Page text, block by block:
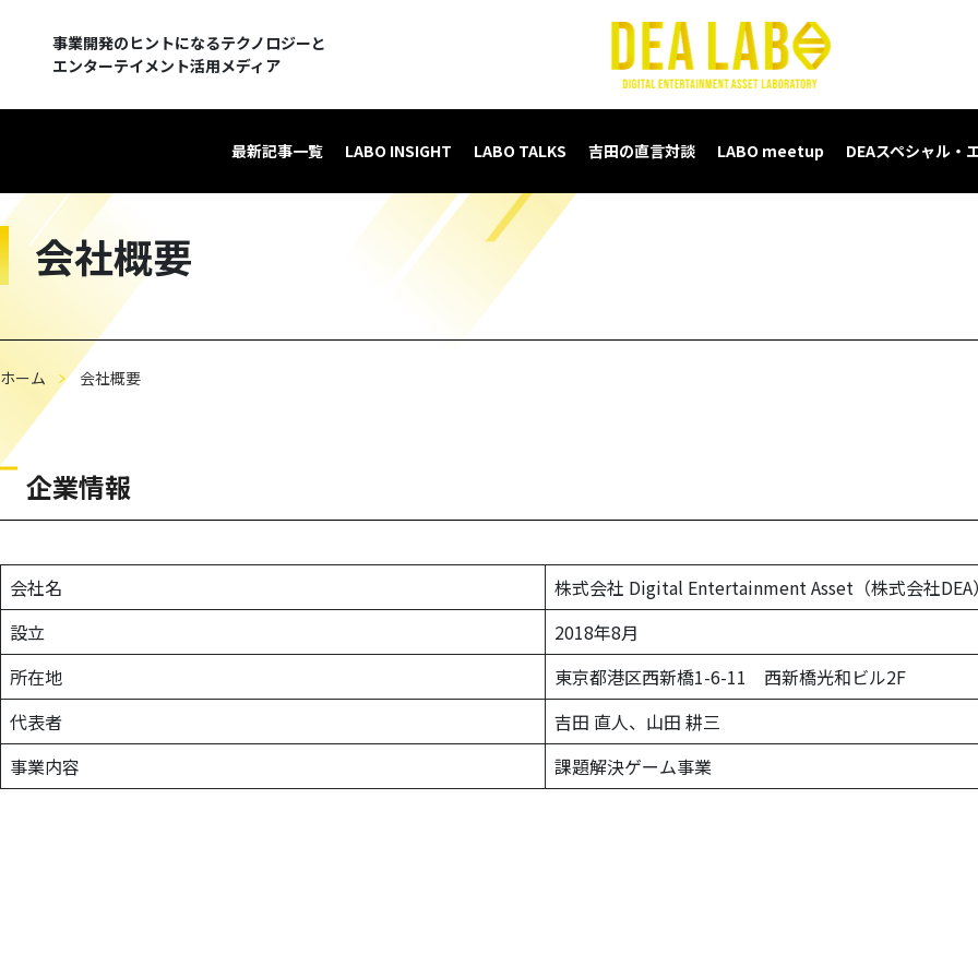
事業開発のヒントになるテクノロジーと
エンターテイメント活用メディア
最新記事一覧 LABO INSIGHT LABO TALKS 吉田の直言対談 LABO meetup DEAスペシャル・
会社概要
ホーム 会社概要
企業情報
会社名
株式会社 Digital Entertainment Asset（株式会社DEA
設立
2018年8月
所在地
東京都港区西新橋1-6-11 西新橋光和ビル2F
代表者
吉田 直人、山田 耕三
事業内容
課題解決ゲーム事業